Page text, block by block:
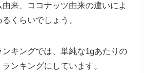
来、ココナッツ由来の違いによ
くらいでしょう。
キングでは、単純な1gあたりの
ンキングにしています。